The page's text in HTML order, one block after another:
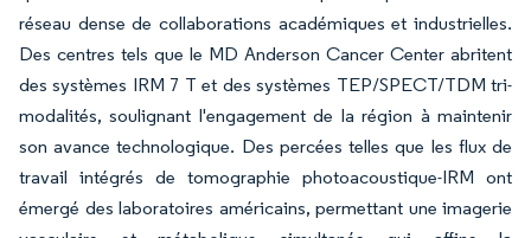
réseau dense de collaborations académiques et industrielles.
Des centres tels que le MD Anderson Cancer Center abritent
des systèmes IRM 7 T et des systèmes TEP/SPECT/TDM tri-
modalités, soulignant l'engagement de la région à maintenir
son avance technologique. Des percées telles que les flux de
travail intégrés de tomographie photoacoustique-IRM ont
émergé des laboratoires américains, permettant une imagerie